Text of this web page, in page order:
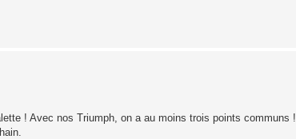
! Avec nos Triumph, on a au moins trois points communs !